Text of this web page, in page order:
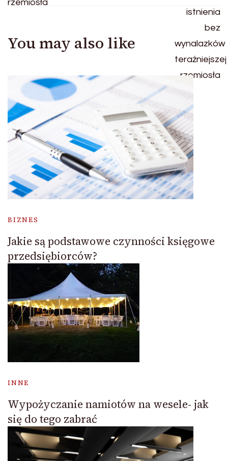
You may also like
BIZNES
Jakie są podstawowe czynności księgowe
przedsiębiorców?
INNE
Wypożyczanie namiotów na wesele- jak
się do tego zabrać